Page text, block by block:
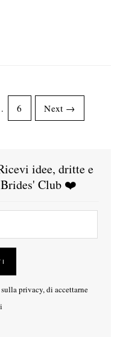
6 Next →
idee, dritte e
Club ❤️
privacy, di accettarne